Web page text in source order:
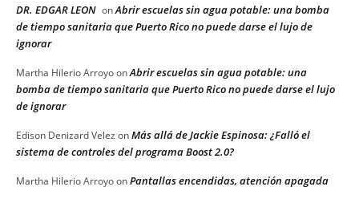
DR. EDGAR LEON onAbrir escuelas sin agua potable: una bomba
de tiempo sanitaria que Puerto Rico no puede darse el lujo de
ignorar
Martha Hilerio ArroyoonAbrir escuelas sin agua potable: una
bomba de tiempo sanitaria que Puerto Rico no puede darse el lujo
de ignorar
Edison Denizard Velez onMás allá de Jackie Espinosa: ¿Falló el
sistema de controles del programa Boost 2.0?
Martha Hilerio ArroyoonPantallas encendidas, atención apagada